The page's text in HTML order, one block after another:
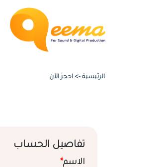
الرئيسية -> احجز الآن
تفاصيل الحساب
الاسم*